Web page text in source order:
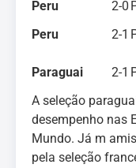
Peru
2-0
Peru
2-1
Paraguai
2-1
A seleção
desempenho nas
Mundo. Já m
pela seleção